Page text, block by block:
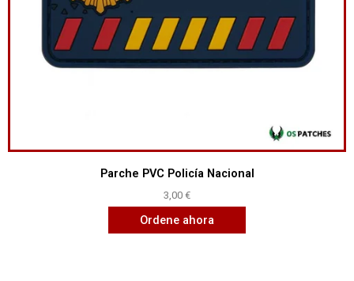
Parche PVC Policía Nacional
3,00 €
Ordene ahora